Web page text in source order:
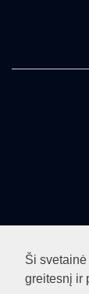
Ši
greitesnį ir